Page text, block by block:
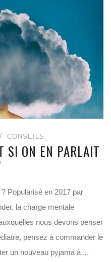
CONSEILS
SI ON EN PARLAIT
Popularisé en 2017 par
la charge mentale
nous devons penser
pensez à commander le
un nouveau pyjama à ...